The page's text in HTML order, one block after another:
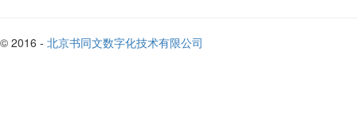
© 2016 - 北京书同文数字化技术有限公司